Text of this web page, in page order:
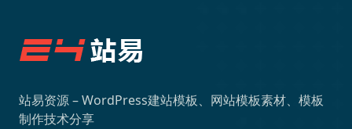
站易资源 – WordPress建站模板、网站模板素材、模板
制作技术分享